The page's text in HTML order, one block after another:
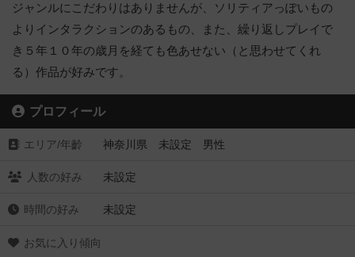
ジャンルにこだわりはありませんが、ソリティアっぽいもの
よりインタラクションのあるもの、また、繰り返しプレイで
き５年１０年の歳月を経ても色あせない（と思わせてくれ
る）作品が好みです。
プロフィール
エリア/年齡 神奈川県 未設定 男性
人数の好み 未設定
時間の好み 未設定
お気に入り傾向